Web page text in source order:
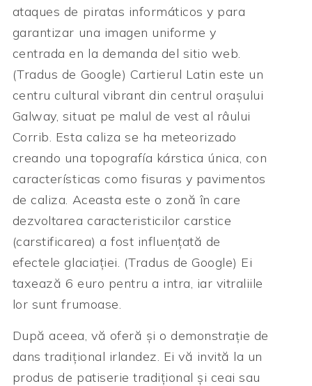
ataques de piratas informáticos y para
garantizar una imagen uniforme y
centrada en la demanda del sitio web.
(Tradus de Google) Cartierul Latin este un
centru cultural vibrant din centrul orașului
Galway, situat pe malul de vest al râului
Corrib. Esta caliza se ha meteorizado
creando una topografía kárstica única, con
características como fisuras y pavimentos
de caliza. Aceasta este o zonă în care
dezvoltarea caracteristicilor carstice
(carstificarea) a fost influențată de
efectele glaciației. (Tradus de Google) Ei
taxează 6 euro pentru a intra, iar vitraliile
lor sunt frumoase.
După aceea, vă oferă și o demonstrație de
dans tradițional irlandez. Ei vă invită la un
produs de patiserie tradițional și ceai sau